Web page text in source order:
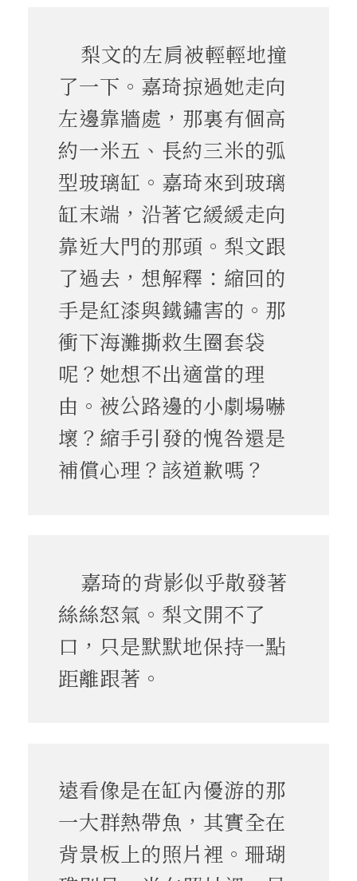
梨文的左肩被輕輕地撞
了一下。嘉琦掠過她走向
左邊靠牆處，那裏有個高
約一米五、長約三米的弧
型玻璃缸。嘉琦來到玻璃
缸末端，沿著它緩緩走向
靠近大門的那頭。梨文跟
了過去，想解釋：縮回的
手是紅漆與鐵鏽害的。那
衝下海灘撕救生圈套袋
呢？她想不出適當的理
由。被公路邊的小劇場嚇
壞？縮手引發的愧咎還是
補償心理？該道歉嗎？
嘉琦的背影似乎散發著
絲絲怒氣。梨文開不了
口，只是默默地保持一點
距離跟著。
遠看像是在缸內優游的那
一大群熱帶魚，其實全在
背景板上的照片裡。珊瑚